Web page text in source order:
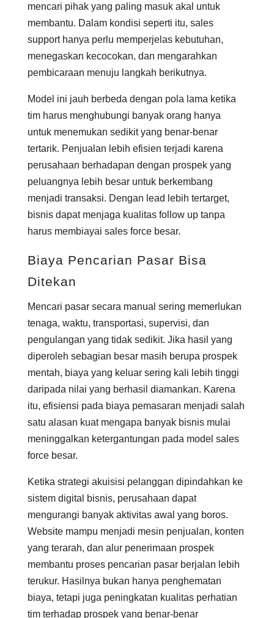
mencari pihak yang paling masuk akal untuk
membantu. Dalam kondisi seperti itu, sales
support hanya perlu memperjelas kebutuhan,
menegaskan kecocokan, dan mengarahkan
pembicaraan menuju langkah berikutnya.
Model ini jauh berbeda dengan pola lama ketika
tim harus menghubungi banyak orang hanya
untuk menemukan sedikit yang benar-benar
tertarik. Penjualan lebih efisien terjadi karena
perusahaan berhadapan dengan prospek yang
peluangnya lebih besar untuk berkembang
menjadi transaksi. Dengan lead lebih tertarget,
bisnis dapat menjaga kualitas follow up tanpa
harus membiayai sales force besar.
Biaya Pencarian Pasar Bisa
Ditekan
Mencari pasar secara manual sering memerlukan
tenaga, waktu, transportasi, supervisi, dan
pengulangan yang tidak sedikit. Jika hasil yang
diperoleh sebagian besar masih berupa prospek
mentah, biaya yang keluar sering kali lebih tinggi
daripada nilai yang berhasil diamankan. Karena
itu, efisiensi pada biaya pemasaran menjadi salah
satu alasan kuat mengapa banyak bisnis mulai
meninggalkan ketergantungan pada model sales
force besar.
Ketika strategi akuisisi pelanggan dipindahkan ke
sistem digital bisnis, perusahaan dapat
mengurangi banyak aktivitas awal yang boros.
Website mampu menjadi mesin penjualan, konten
yang terarah, dan alur penerimaan prospek
membantu proses pencarian pasar berjalan lebih
terukur. Hasilnya bukan hanya penghematan
biaya, tetapi juga peningkatan kualitas perhatian
tim terhadap prospek yang benar-benar